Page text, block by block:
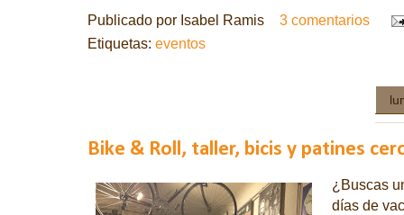
Publicado por Isabel Ramis
3 comentarios
Etiquetas: eventos
Bike & Roll, taller, bicis y patines
¿Buscas
días de